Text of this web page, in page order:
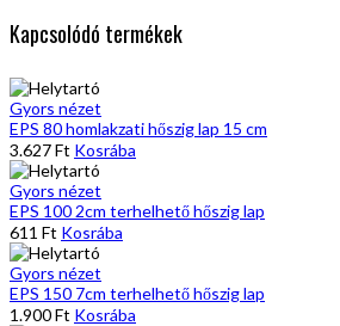
mennyiség
Kapcsolódó termékek
Gyors nézet
EPS 80 homlakzati hőszig lap 15 cm
3.627Ft Kosrába
Gyors nézet
EPS 100 2cm terhelhető hőszig lap
611 Ft Kosrába
Gyors nézet
EPS 150 7cm terhelhető hőszig lap
1.900Ft Kosrába